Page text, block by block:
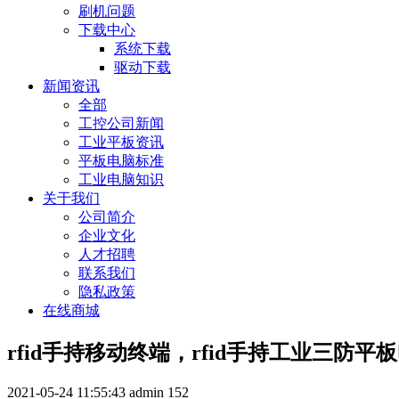
刷机问题
下载中心
系统下载
驱动下载
新闻资讯
全部
工控公司新闻
工业平板资讯
平板电脑标准
工业电脑知识
关于我们
公司简介
企业文化
人才招聘
联系我们
隐私政策
在线商城
rfid手持移动终端，rfid手持工业三防平
2021-05-24 11:55:43 admin 152